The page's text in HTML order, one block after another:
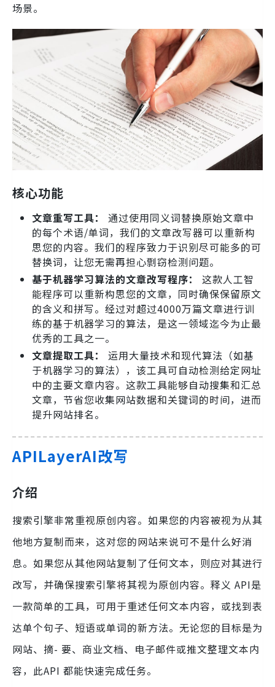
场景。
核心功能
文章重写工具：
通过使用同义词替换原始文章中
的每个术语/单词，我们的文章改写器可以重新构
思您的内容。我们的程序致力于识别尽可能多的可
替换词，让您无需再担心剽窃检测问题。
基于机器学习算法的文章改写程序：
这款人工智
能程序可以重新构思您的文章，同时确保保留原文
的含义和拼写。经过对超过4000万篇文章进行训
练的基于机器学习的算法，是这一领域迄今为止最
优秀的工具之一。
文章提取工具：
运用大量技术和现代算法（如基
于机器学习的算法），该工具可自动检测给定网址
中的主要文章内容。这款工具能够自动搜集和汇总
文章，节省您收集网站数据和关键词的时间，进而
提升网站排名。
APILayerAI改写
介绍
搜索引擎非常重视原创内容。如果您的内容被视为从其
他地方复制而来，这对您的网站来说可不是什么好消
息。如果您从其他网站复制了任何文本，则应对其进行
改写，并确保搜索引擎将其视为原创内容。释义 API是
一款简单的工具，可用于重述任何文本内容，或找到表
达单个句子、短语或单词的新方法。无论您的目标是为
网站、摘- 要、商业文档、电子邮件或推文整理文本内
容，此API 都能快速完成任务。